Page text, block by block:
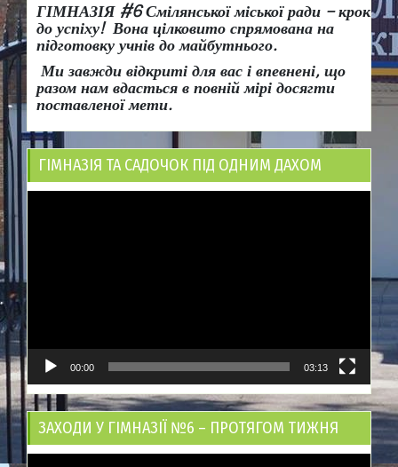
ГІМНАЗІЯ #6 Смілянської міської ради – крок
до успіху! Вона цілковито спрямована на
підготовку учнів до майбутнього.
Ми завжди відкриті для вас і впевнені, що
разом нам вдасться в повній мірі досягти
поставленої мети.
ГІМНАЗІЯ ТА САДОЧОК ПІД ОДНИМ ДАХОМ
00:00 03:13
ЗАХОДИ У ГІМНАЗІЇ №6 – ПРОТЯГОМ ТИЖНЯ